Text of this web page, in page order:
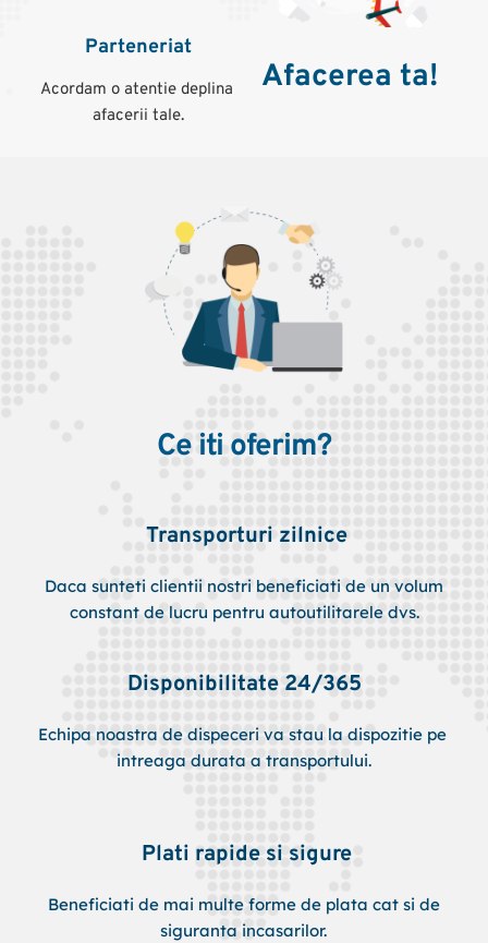
Parteneriat
Acordam o atentie deplina
afacerii tale.
Afacerea ta!
Ce iti oferim?
Transporturi zilnice
constant de lucru pentru autoutilitarele dvs.
Disponibilitate 24/365
Echipa noastra de dispeceri va stau la dispozitie pe
intreaga durata a transportului.
Plati rapide si sigure
siguranta incasarilor.